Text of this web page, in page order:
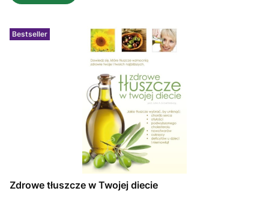
Bestseller
Zdrowe tłuszcze w Twojej diecie